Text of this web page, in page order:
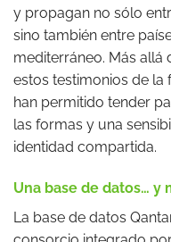
y propagan no sólo
sino también entre
mediterráneo. Más allá
estos testimonios de
han permitido tender
las formas y una
identidad compartida.
Una base de datos… y
La base de datos